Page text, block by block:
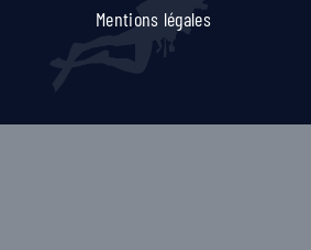
Mentions légales